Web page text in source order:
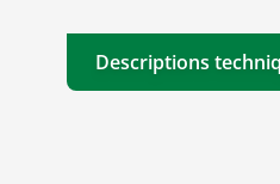
Descriptions